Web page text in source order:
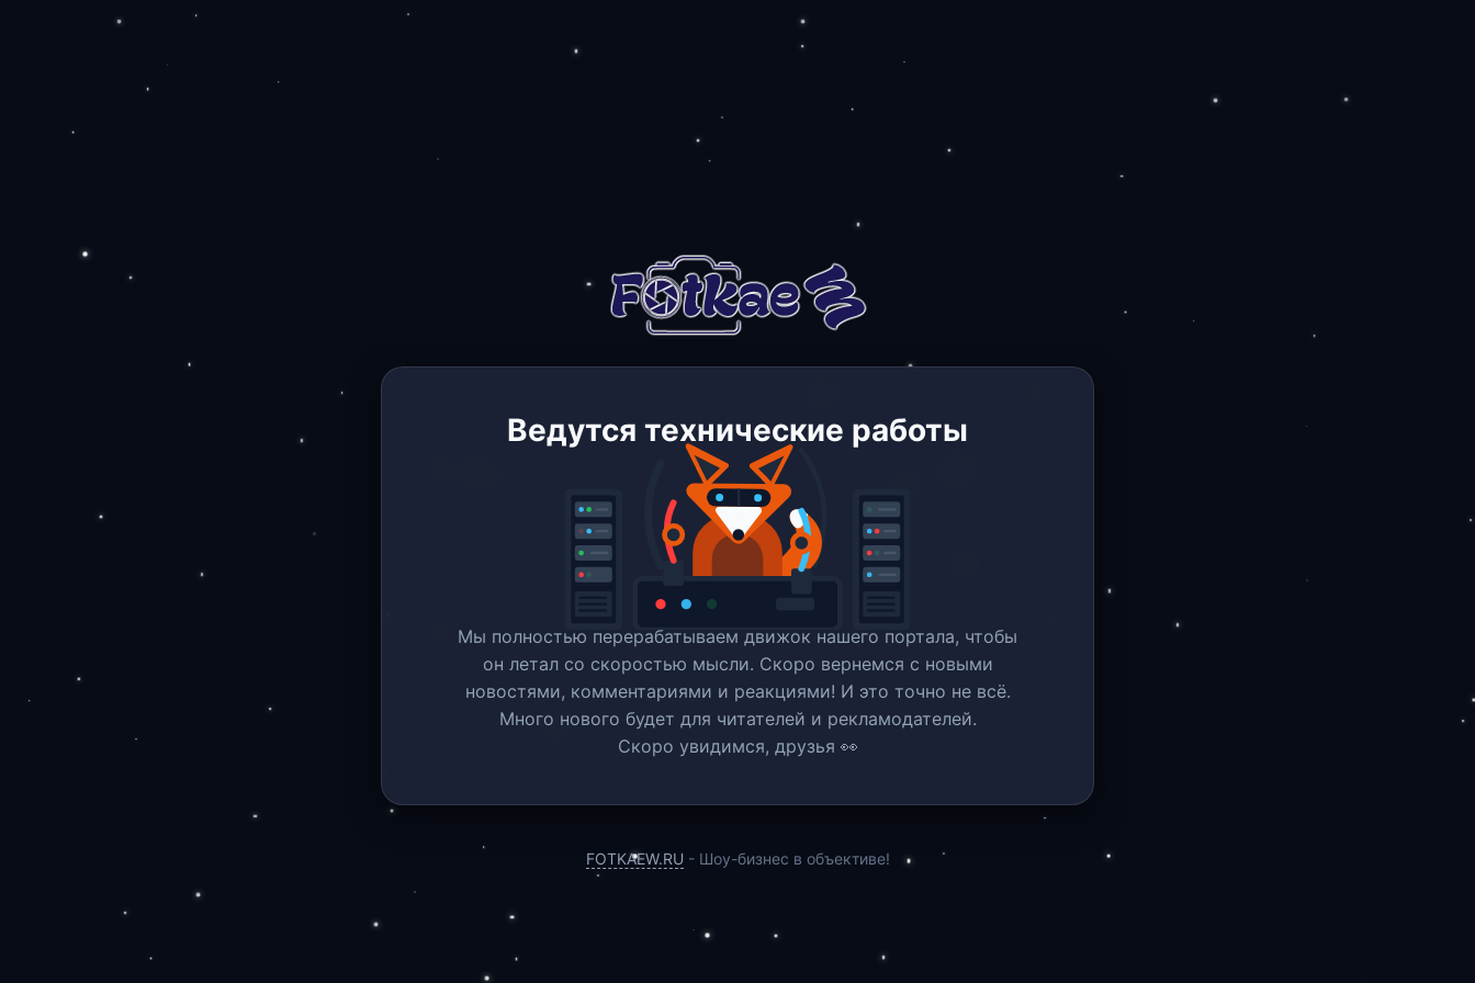
Ведутся технические работы
Мы полностью перерабатываем движок нашего портала, чтобы
он летал со скоростью мысли. Скоро вернемся c новыми
новостями, комментариями и реакциями! И это точно не всё.
Много нового будет для читателей и рекламодателей.
Скоро увидимся, друзья 👀
FOTKAEW.RU - Шоу-бизнес в объективе!